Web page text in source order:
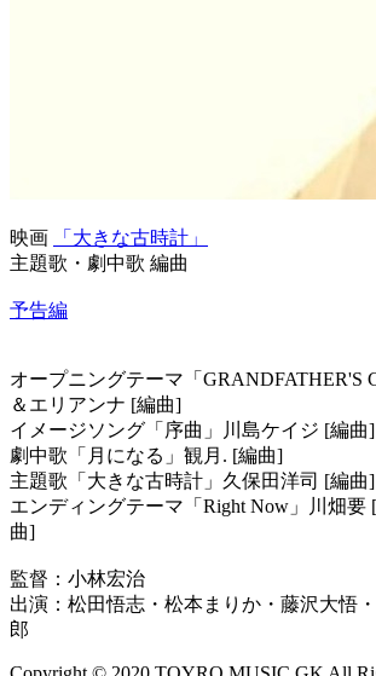
映画
「大きな古時計」
主題歌・劇中歌 編曲
予告編
オープニングテーマ「GRANDFATHER'S
＆エリアンナ [編曲]
イメージソング「序曲」川島ケイジ [編曲]
劇中歌「月になる」観月. [編曲]
主題歌「大きな古時計」久保田洋司 [編曲]
エンディングテーマ「Right Now」川畑要
曲]
監督：小林宏治
出演：松田悟志・松本まりか・藤沢大悟
郎